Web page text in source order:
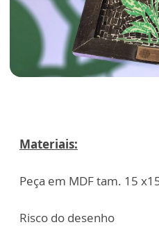
Materiais:
Peça em MDF tam. 15
Risco do desenho